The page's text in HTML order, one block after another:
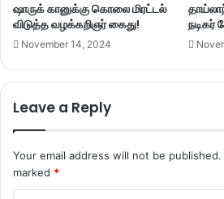
ஷாருக் கானுக்கு கொலை மிரட்டல்
விடுத்த வழக்கறிஞர் கைது!
November 14, 2024
நடிகர்
Leave a Reply
Your email address will not be published.
marked *